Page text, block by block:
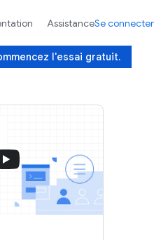
AssistanceSe connecter
l'essai gratuit.